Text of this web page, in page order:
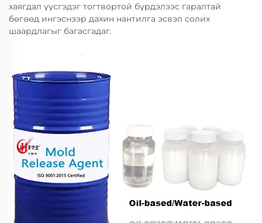
хаягдал үүсгэдэг тогтвортой бүрдэлээс гаралтай
бөгөөд ингэснээр дахин нантилга эсвэл солих
шаардлагыг багасгадаг.